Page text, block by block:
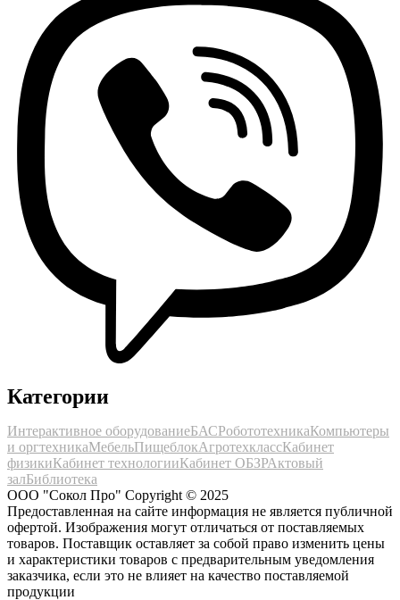
Категории
Интерактивное оборудованиеБАСРобототехникаКомпьютеры
и оргтехникаМебельПищеблокАгротехклассКабинет
физикиКабинет технологииКабинет ОБЗРАктовый
залБиблиотека
ООО "Сокол Про" Copyright © 2025
Предоставленная на сайте информация не является публичной
офертой. Изображения могут отличаться от поставляемых
товаров. Поставщик оставляет за собой право изменить цены
и характеристики товаров с предварительным уведомления
заказчика, если это не влияет на качество поставляемой
продукции